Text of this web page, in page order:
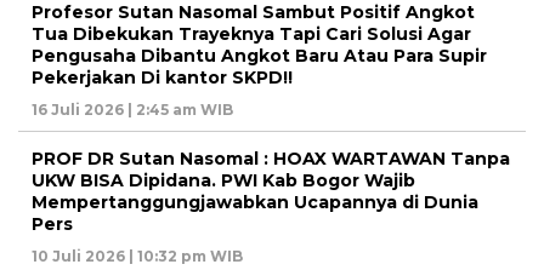
Profesor Sutan Nasomal Sambut Positif Angkot
Tua Dibekukan Trayeknya Tapi Cari Solusi Agar
Pengusaha Dibantu Angkot Baru Atau Para Supir
Pekerjakan Di kantor SKPD!!
16 Juli 2026 | 2:45 am WIB
PROF DR Sutan Nasomal : HOAX WARTAWAN Tanpa
UKW BISA Dipidana. PWI Kab Bogor Wajib
Mempertanggungjawabkan Ucapannya di Dunia
Pers
10 Juli 2026 | 10:32 pm WIB